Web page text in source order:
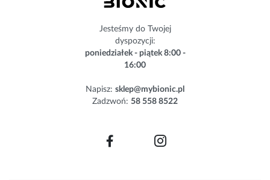
Jesteśmy do Twojej
dyspozycji:
poniedziałek - piątek 8:00 -
16:00
Napisz: sklep@mybionic.pl
Zadzwoń: 58 558 8522